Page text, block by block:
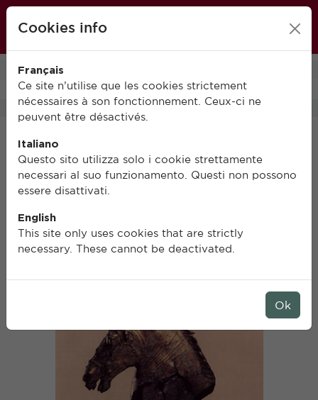
Cookies info
Français
Ce site n’utilise que les cookies strictement
nécessaires à son fonctionnement. Ceux-ci ne
peuvent être désactivés.
Italiano
Questo sito utilizza solo i cookie strettamente
necessari al suo funzionamento. Questi non possono
essere disattivati.
English
This site only uses cookies that are strictly
necessary. These cannot be deactivated.
Ok